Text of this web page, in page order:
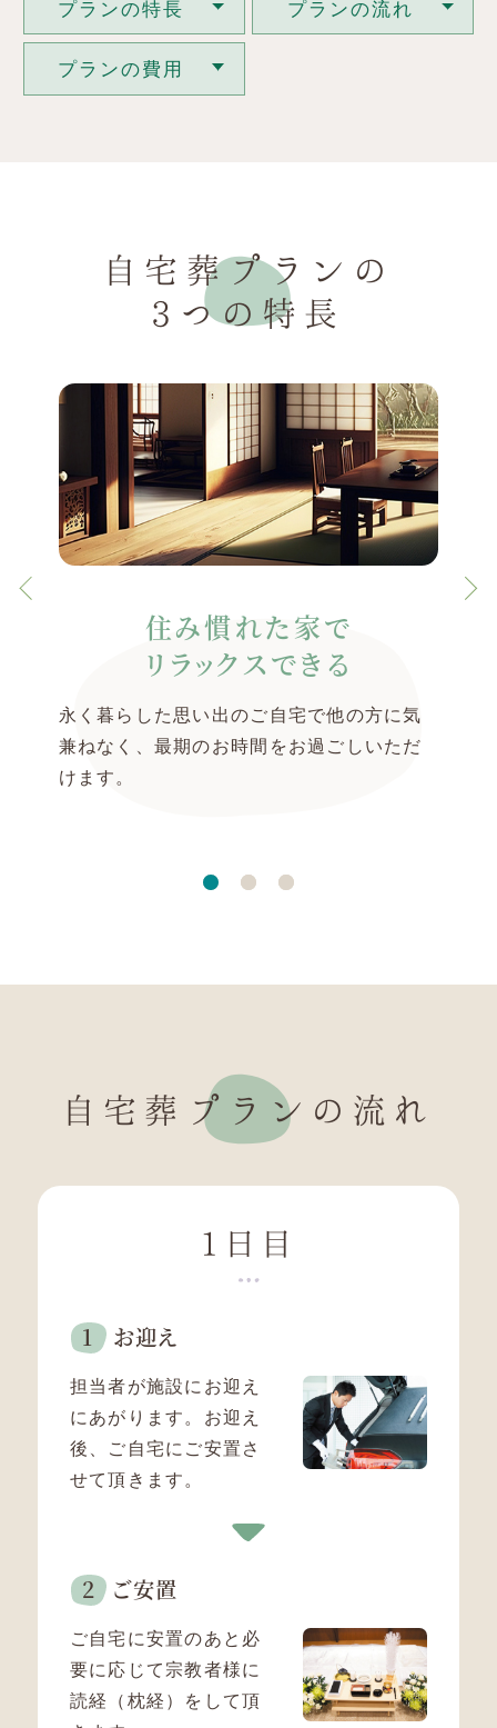
プランの特長 プランの流れ
プランの費用
自宅葬プランの
3つの特長
住み慣れた家で
リラックスできる
永く暮らした思い出のご自宅で他の方に気
兼ねなく、最期のお時間をお過ごしいただ
けます。
自宅葬プランの流れ
1日目
お迎え
担当者が施設にお迎え
にあがります。 お迎え
後、ご自宅にご安置さ
せて頂きます。
ご安置
ご自宅に安置のあと必
要に応じて 宗教者様に
読経（枕経）をして頂